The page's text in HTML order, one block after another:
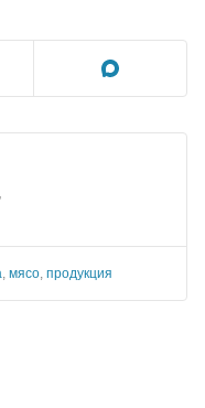
, мясо, продукция